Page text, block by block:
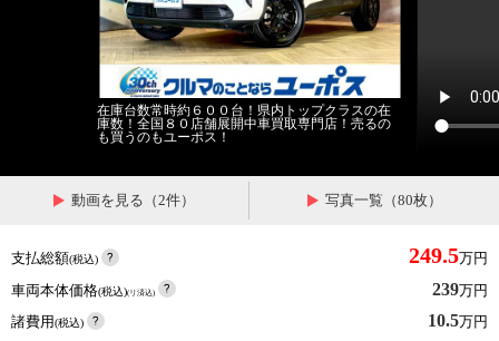
在庫台数常時約６００台！県内トップクラスの在
庫数！全国８０店舗展開中車買取専門店！売るの
も買うのもユーポス！
動画を見る（2件） 写真一覧（80枚）
支払総額(税込) 249.5万円
車両本体価格(税込)(リ済込) 239万円
諸費用(税込) 10.5万円